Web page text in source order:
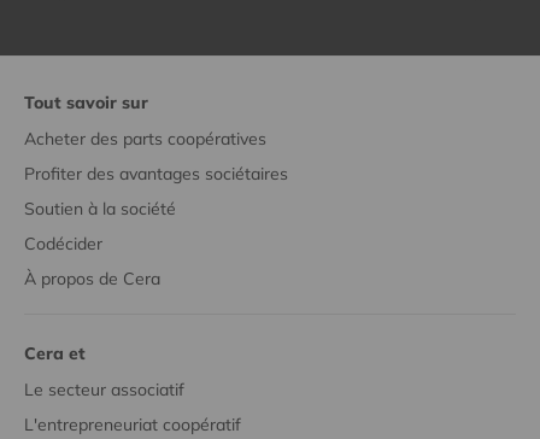
Tout savoir sur
Acheter des parts coopératives
Profiter des avantages sociétaires
Soutien à la société
Codécider
À propos de Cera
Cera et
Le secteur associatif
L'entrepreneuriat coopératif